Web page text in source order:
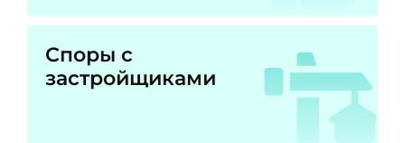
Споры с
застройщиками